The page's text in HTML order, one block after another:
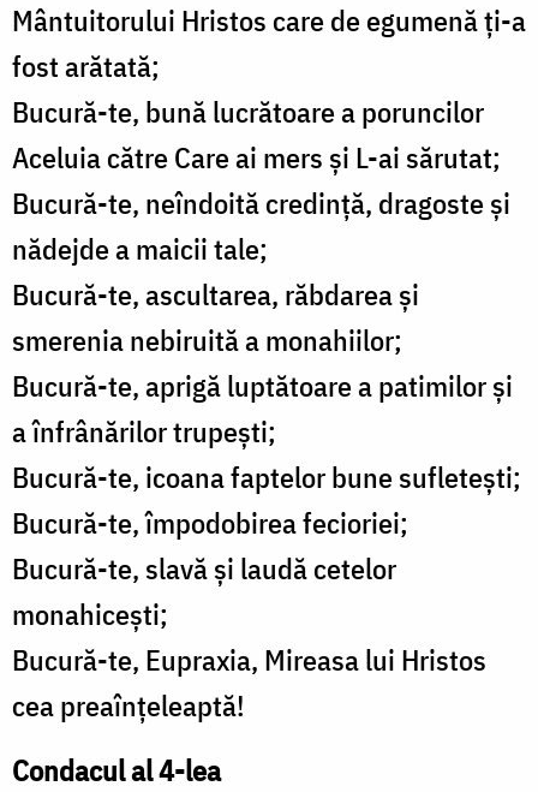
Mântuitorului Hristos care de egumenă ţi-a
fost arătată;
Bucură-te, bună lucrătoare a poruncilor
Aceluia către Care ai mers şi L-ai sărutat;
Bucură-te, neîndoită credinţă, dragoste şi
nădejde a maicii tale;
Bucură-te, ascultarea, răbdarea şi
smerenia nebiruită a monahiilor;
Bucură-te, aprigă luptătoare a patimilor şi
a înfrânărilor trupeşti;
Bucură-te, icoana faptelor bune sufleteşti;
Bucură-te, împodobirea fecioriei;
Bucură-te, slavă şi laudă cetelor
monahiceşti;
Bucură-te, Eupraxia, Mireasa lui Hristos
cea preaînţeleaptă!
Condacul al 4-lea